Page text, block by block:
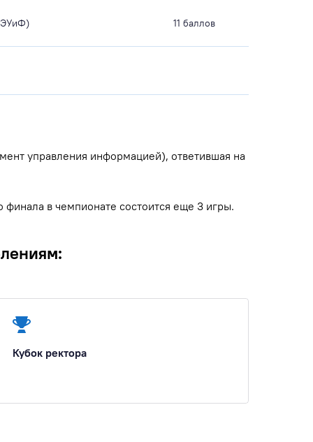
11 баллов
управления информацией), ответившая на
в чемпионате состоится еще 3 игры.
Кубок ректора